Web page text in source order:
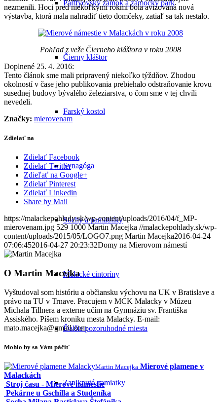
Pálffyovský zámok a zámocký park
Čierny kláštor
Farský kostol
Synagóga
Sochy a pamätníky
Malacké cintoríny
Ďalšie pozoruhodné miesta
Zaniknuté pamiatky
nezmenili. Hoci pred niekoľkými rokmi bola avizovaná nová
výstavba, ktorá mala nahradiť tieto domčeky, zatiaľ sa tak nestalo.
Pohľad z veže Čierneho kláštora v roku 2008
Doplnené 25. 4. 2016:
Tento článok sme mali pripravený niekoľko týždňov. Zhodou
okolností v čase jeho publikovania prebiehalo odstraňovanie krovu
susednej budovy bývalého železiarstva, o čom sme v tej chvíli
nevedeli.
Značky: mierovenam
Zdielať na
Zdielať Facebook
Zdielať Twitter
Zdieľať na Google+
Zdielať Pinterest
Zdielať Linkedin
Share by Mail
https://malackepohlady.sk/wp-content/uploads/2016/04/f_MP-
mierovenam.jpg 529 1000 Martin Macejka //malackepohlady.sk/wp-
content/uploads/2015/05/LOGO7.png Martin Macejka2016-04-24
07:06:452016-04-27 20:23:32Domy na Mierovom námestí
O Martin Macejka
Vyštudoval som históriu a občiansku výchovu na UK v Bratislave a
právo na TU v Trnave. Pracujem v MCK Malacky v Múzeu
Michala Tillnera a externe učím na Gymnáziu sv. Františka
Assiského. Píšem kroniku mesta Malacky. E-mail:
mato.macejka@gmail.com
Mohlo by sa Vám páčiť
Martin Macejka Mierové plamene v
Malackách
Stroj času - Mierové námestie
Pekárne u Gschilla a Studeníka